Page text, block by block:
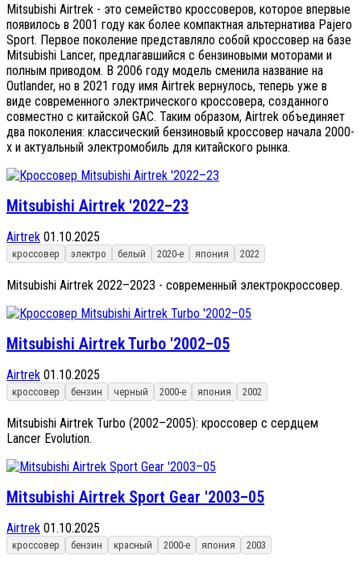
Mitsubishi Airtrek - это семейство кроссоверов, которое впервые
появилось в 2001 году как более компактная альтернатива Pajero
Sport. Первое поколение представляло собой кроссовер на базе
Mitsubishi Lancer, предлагавшийся с бензиновыми моторами и
полным приводом. В 2006 году модель сменила название на
Outlander, но в 2021 году имя Airtrek вернулось, теперь уже в
виде современного электрического кроссовера, созданного
совместно с китайской GAC. Таким образом, Airtrek объединяет
два поколения: классический бензиновый кроссовер начала 2000-
х и актуальный электромобиль для китайского рынка.
Mitsubishi Airtrek '2022–23
Airtrek 01.10.2025
кроссовер электро белый 2020-е япония 2022
Mitsubishi Airtrek 2022–2023 - современный электрокроссовер.
Mitsubishi Airtrek Turbo '2002–05
Airtrek 01.10.2025
кроссовер бензин черный 2000-е япония 2002
Mitsubishi Airtrek Turbo (2002–2005): кроссовер с сердцем
Lancer Evolution.
Mitsubishi Airtrek Sport Gear '2003–05
Airtrek 01.10.2025
кроссовер бензин красный 2000-е япония 2003